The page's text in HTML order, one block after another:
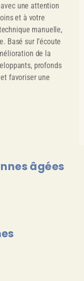
une attention
et à votre
manuelle,
Basé sur l’écoute
de la
profonds
favoriser une
âgées